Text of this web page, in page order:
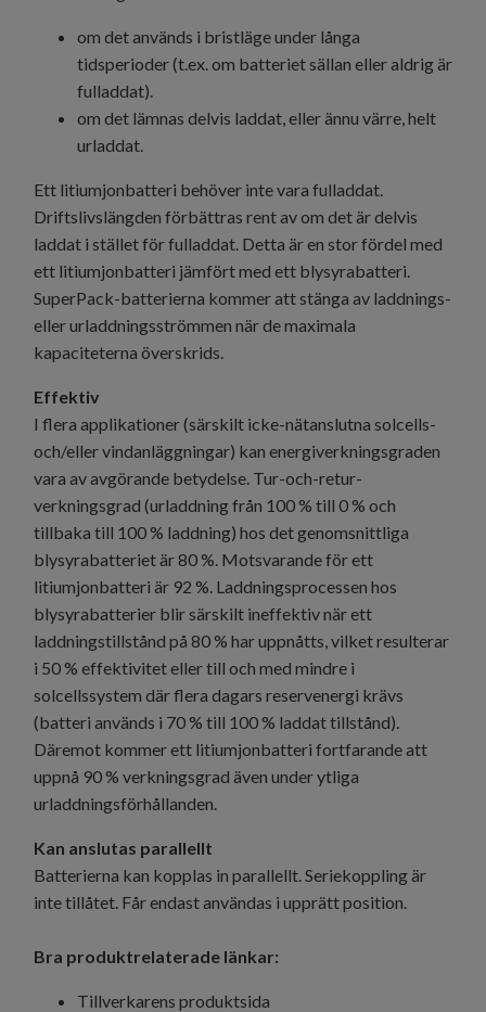
om det används i bristläge under långa
tidsperioder (t.ex. om batteriet sällan eller aldrig är
fulladdat).
om det lämnas delvis laddat, eller ännu värre, helt
urladdat.
Ett litiumjonbatteri behöver inte vara fulladdat.
Driftslivslängden förbättras rent av om det är delvis
laddat i stället för fulladdat. Detta är en stor fördel med
ett litiumjonbatteri jämfört med ett blysyrabatteri.
SuperPack-batterierna kommer att stänga av laddnings-
eller urladdningsströmmen när de maximala
kapaciteterna överskrids.
Effektiv
I flera applikationer (särskilt icke-nätanslutna solcells-
och/eller vindanläggningar) kan energiverkningsgraden
vara av avgörande betydelse. Tur-och-retur-
verkningsgrad (urladdning från 100 % till 0 % och
tillbaka till 100 % laddning) hos det genomsnittliga
blysyrabatteriet är 80 %. Motsvarande för ett
litiumjonbatteri är 92 %. Laddningsprocessen hos
blysyrabatterier blir särskilt ineffektiv när ett
laddningstillstånd på 80 % har uppnåtts, vilket resulterar
i 50 % effektivitet eller till och med mindre i
solcellssystem där flera dagars reservenergi krävs
(batteri används i 70 % till 100 % laddat tillstånd).
Däremot kommer ett litiumjonbatteri fortfarande att
uppnå 90 % verkningsgrad även under ytliga
urladdningsförhållanden.
Kan anslutas parallellt
Batterierna kan kopplas in parallellt. Seriekoppling är
inte tillåtet. Får endast användas i upprätt position.
Bra produktrelaterade länkar:
Tillverkarens produktsida